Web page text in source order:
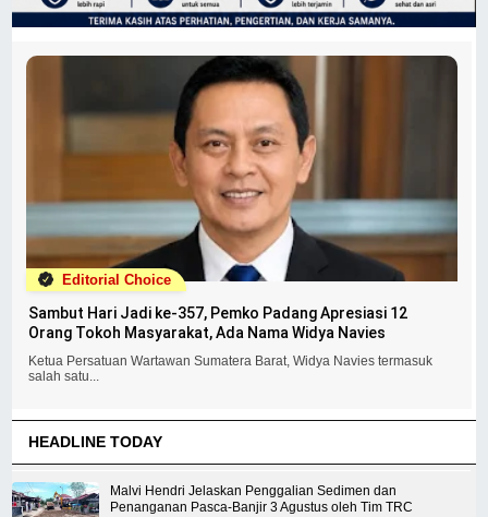
Editorial Choice
Sambut Hari Jadi ke-357, Pemko Padang Apresiasi 12
Orang Tokoh Masyarakat, Ada Nama Widya Navies
Ketua Persatuan Wartawan Sumatera Barat, Widya Navies termasuk
salah satu...
HEADLINE TODAY
Malvi Hendri Jelaskan Penggalian Sedimen dan
Penanganan Pasca-Banjir 3 Agustus oleh Tim TRC